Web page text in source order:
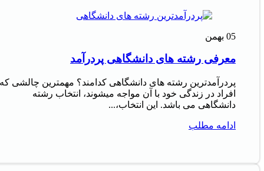
05 بهمن
معرفی رشته های دانشگاهی پردرآمد
پردرآمدترین رشته های دانشگاهی کدامند؟ مهمترین چالشی که
افراد در زندگی خود با آن مواجه میشوند، انتخاب رشته
دانشگاهی می باشد. این انتخاب،...
ادامه مطلب